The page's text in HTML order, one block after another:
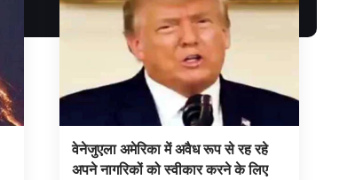
वेनेजुएला अमेरिका में अवैध रूप से रह रहे
अपने नागरिकों को स्वीकार करने के लिए